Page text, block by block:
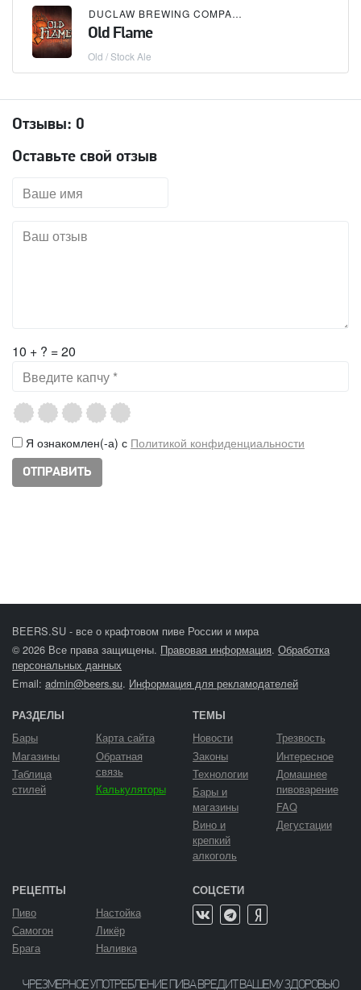
DUCLAW BREWING COMPANY
Old Flame
Old / Stock Ale
Отзывы: 0
Оставьте свой отзыв
10 + ? = 20
Я ознакомлен(-а) с Политикой конфиденциальности
BEERS.SU - все о крафтовом пиве России и мира
© 2026 Все права защищены. Правовая информация. Обработка
персональных данных
Email: admin@beers.su. Информация для рекламодателей
РАЗДЕЛЫ
Бары
Магазины
Таблица
стилей
Карта сайта
Обратная
связь
Калькуляторы
ТЕМЫ
Новости
Законы
Технологии
Бары и
магазины
Вино и
крепкий
алкоголь
Трезвость
Интересное
Домашнее
пивоварение
FAQ
Дегустации
РЕЦЕПТЫ
Пиво
Самогон
Брага
Настойка
Ликёр
Наливка
СОЦСЕТИ
ЧРЕЗМЕРНОЕ УПОТРЕБЛЕНИЕ ПИВА ВРЕДИТ ВАШЕМУ ЗДОРОВЬЮ